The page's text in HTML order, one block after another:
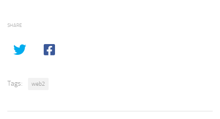
SHARE
Tags: web2